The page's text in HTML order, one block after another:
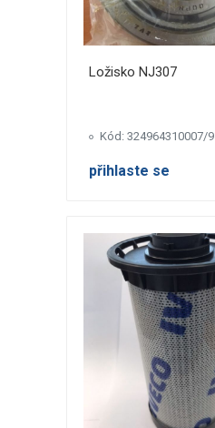
Ložisko NJ307
Kód: 324964310007/9
přihlaste se